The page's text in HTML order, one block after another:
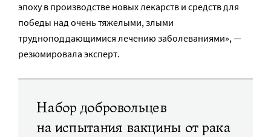
эпоху в производстве новых лекарств и средств для
победы над очень тяжелыми, злыми
трудноподдающимися лечению заболеваниями», —
резюмировала эксперт.
Набор добровольцев
на испытания вакцины от рака